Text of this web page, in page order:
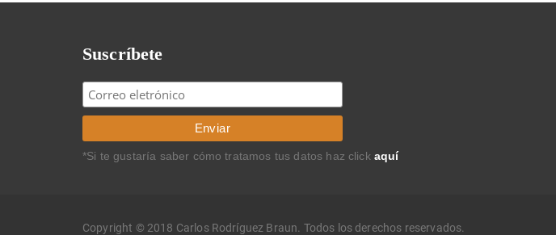
Suscríbete
*Si te gustaría saber cómo tratamos tus datos haz click aquí
Copyright © 2018 Carlos Rodríguez Braun. Todos los derechos reservados.